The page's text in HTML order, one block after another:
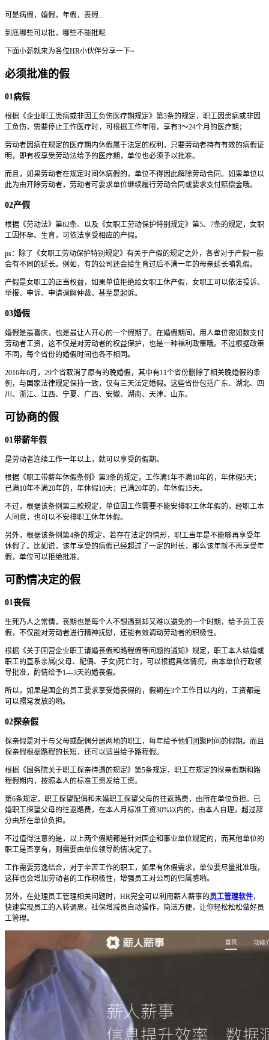
可是病假，婚假，年假，丧假...
到底哪些可以批，哪些不能批呢
下面小薪就来为各位HR小伙伴分享一下~
必须批准的假
01病假
根据《企业职工患病或非因工负伤医疗期规定》第3条的规定，职工因患病或非因
工负伤，需要停止工作医疗时，可根据工作年限，享有3～24个月的医疗期；
劳动者因病在规定的医疗期内休假属于法定的权利，只要劳动者持有有效的病假证
明，即有权享受劳动法给予的医疗期，单位也必须予以批准。
而且，如果劳动者在规定时间休病假的，单位不得因此解除劳动合同。如果单位以
此为由开除劳动者，劳动者可要求单位继续履行劳动合同或要求支付赔偿金哦。
02产假
根据《劳动法》第62条、以及《女职工劳动保护特别规定》第5、7条的规定，女职
工因怀孕、生育，可依法享受相应的产假。
ps：除了《女职工劳动保护特别规定》有关于产假的规定之外，各省对于产假一般
会有不同的延长。例如，有的公司还会给生育过后不满一年的母亲延长哺乳假。
产假是女职工的正当权益，如果单位拒绝给女职工休产假，女职工可以依法投诉、
举报、申诉、申请调解仲裁、甚至是起诉。
03婚假
婚假是最喜庆，也是最让人开心的一个假期了。在婚假期间，用人单位需如数支付
劳动者工资，这不仅是对劳动者的权益保护，也是一种福利政策哦。不过根据政策
不同，每个省份的婚假时间也各不相同。
2016年6月，29个省取消了原有的晚婚假，其中有11个省份删除了相关晚婚假的条
例，与国家法律规定保持一致，仅有三天法定婚假。这些省份包括广东、湖北、四
川、浙江、江西、宁夏、广西、安徽、湖南、天津、山东。
可协商的假
01带薪年假
是劳动者连续工作一年以上，就可以享受的假期。
根据《职工带薪年休假条例》第3条的规定，工作满1年不满10年的，年休假5天；
已满10年不满20年的，年休假10天；已满20年的，年休假15天。
不过，根据该条例第三款规定，单位因工作需要不能安排职工休年假的，经职工本
人同意，也可以不安排职工休年休假。
另外，根据该条例第4条的规定，若存在法定的情形，职工当年是不能够再享受年
休假了。比如说，该年享受的病假已经超过了一定的时长，那么该年就不再享受年
假，单位可以拒绝批准。
可酌情决定的假
01丧假
生死乃人之常情，丧期也是每个人不想遇到却又难以避免的一个时期，给予员工丧
假，不仅能对劳动者进行精神抚慰，还能有效调动劳动者的积极性。
根据《关于国营企业职工请婚丧假和路程假等问题的通知》规定，职工本人结婚或
职工的直系亲属(父母、配偶、子女)死亡时，可以根据具体情况，由本单位行政领
导批准，酌情给予1—3天的婚丧假。
所以，如果是国企的员工要求享受婚丧假的，假期在3个工作日以内的，工资都是
可以照常发放的哟。
02探亲假
探亲假是对于与父母或配偶分居两地的职工，每年给予他们团聚时间的假期。而且
探亲假根据路程的长短，还可以适当给予路程假。
根据《国务院关于职工探亲待遇的规定》第5条规定，职工在规定的探亲假期和路
程假期内，按照本人的标准工资发给工资。
第6条规定，职工探望配偶和未婚职工探望父母的往返路费，由所在单位负担。已
婚职工探望父母的往返路费，在本人月标准工资30%以内的，由本人自理，超过部
分由所在单位负担。
不过值得注意的是，以上两个假期都是针对国企和事业单位规定的，而其他单位的
职工是否享有，则需要由单位领导酌情决定了。
工作需要劳逸结合，对于辛苦工作的职工，如果有休假需求，单位要尽量批准哦，
这样也会增加劳动者的工作积极性，增强员工对公司的归属感哟。
另外，在处理员工管理相关问题时，HR完全可以利用薪人薪事的员工管理软件，
快速实现员工的入转调离，社保增减员自动操作，简洁方便，让你轻松松松做好员
工管理。